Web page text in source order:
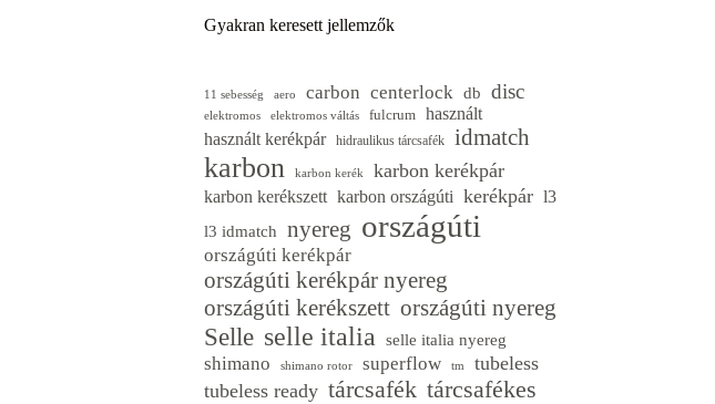
Gyakran keresett jellemzők
11 sebesség aero carbon centerlock db disc
elektromos elektromos váltás fulcrum
használt
használt kerékpár
hidraulikus tárcsafék idmatch
karbon karbon kerék karbon kerékpár
karbon kerékszett karbon országúti kerékpár l3
l3 idmatch nyereg országúti
országúti kerékpár
országúti kerékpár nyereg
országúti kerékszett országúti nyereg
Selle selle italia selle italia nyereg
shimano shimano rotor superflow tm
tubeless
tubeless ready tárcsafék tárcsafékes